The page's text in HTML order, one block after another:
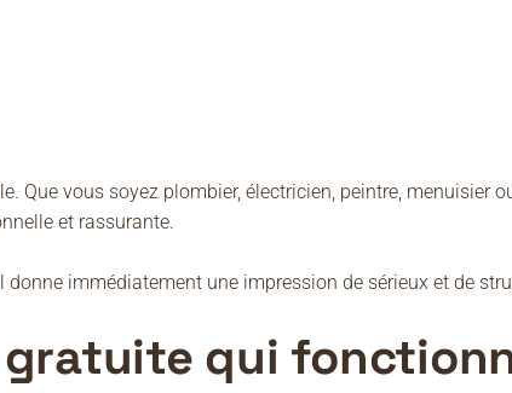
Que vous soyez plombier, électricien, peintre, menuisier
et rassurante.
immédiatement une impression de sérieux et de
qui